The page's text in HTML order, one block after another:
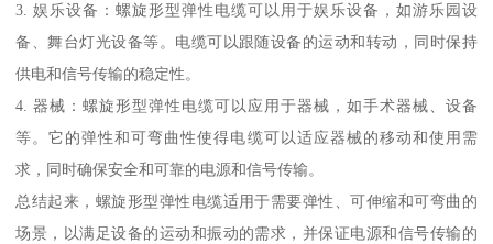
3. 娱乐设备：螺旋形型弹性电缆可以用于娱乐设备，如游乐园设
备、舞台灯光设备等。电缆可以跟随设备的运动和转动，同时保持
供电和信号传输的稳定性。
4. 器械：螺旋形型弹性电缆可以应用于器械，如手术器械、设备
等。它的弹性和可弯曲性使得电缆可以适应器械的移动和使用需
求，同时确保安全和可靠的电源和信号传输。
总结起来，螺旋形型弹性电缆适用于需要弹性、可伸缩和可弯曲的
场景，以满足设备的运动和振动的需求，并保证电源和信号传输的